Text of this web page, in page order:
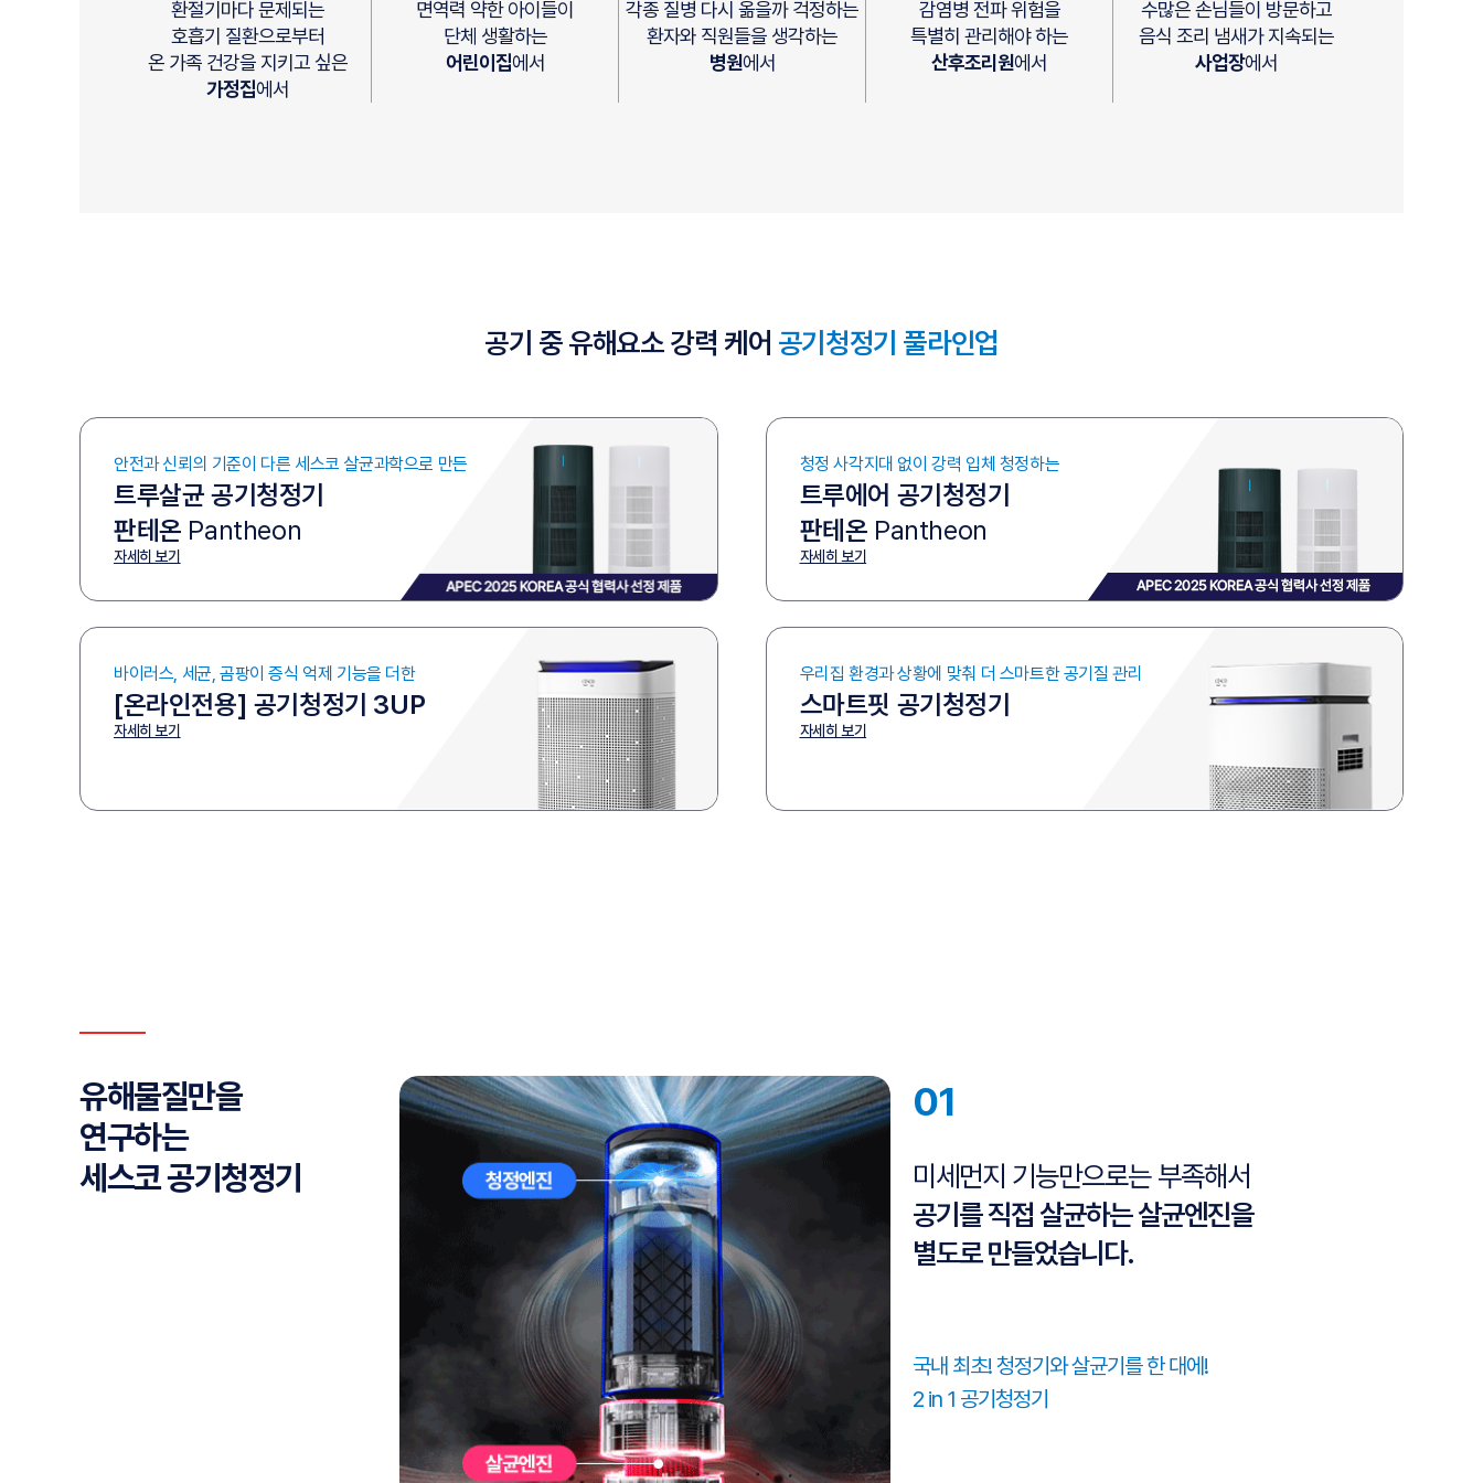
환절기마다 문제되는
호흡기 질환으로부터
온 가족 건강을 지키고 싶은
가정집에서
면역력 약한 아이들이
단체 생활하는
어린이집에서
각종 질병 다시 옮을까 걱정하는
환자와 직원들을 생각하는
병원에서
감염병 전파 위험을
특별히 관리해야 하는
산후조리원에서
수많은 손님들이 방문하고
음식 조리 냄새가 지속되는
사업장에서
공기 중 유해요소 강력 케어 공기청정기 풀라인업
안전과 신뢰의 기준이 다른 세스코 살균과학으로 만든
트루살균 공기청정기
판테온 Pantheon
자세히 보기
청정 사각지대 없이 강력 입체 청정하는
트루에어 공기청정기
판테온 Pantheon
자세히 보기
바이러스, 세균, 곰팡이 증식 억제 기능을 더한
[온라인전용] 공기청정기 3UP
자세히 보기
우리집 환경과 상황에 맞춰 더 스마트한공기질 관리
스마트핏 공기청정기
자세히 보기
유해물질만을
연구하는
세스코 공기청정기
미세먼지 기능만으로는 부족해서
공기를 직접 살균하는 살균엔진을
별도로 만들었습니다.
국내 최초! 청정기와 살균기를 한 대에!
2 in 1 공기청정기